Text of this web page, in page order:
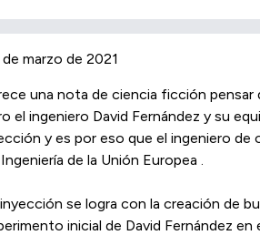
marzo de 2021
una nota de ciencia ficción
el ingeniero David Fernández y su
y es por eso que el ingeniero de
de la Unión Europea .
se logra con la creación de
inicial de David Fernández